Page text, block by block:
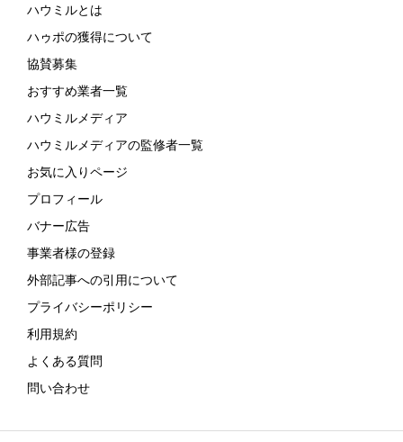
ハウミルとは
ハゥポの獲得について
協賛募集
おすすめ業者一覧
ハウミルメディア
ハウミルメディアの監修者一覧
お気に入りページ
プロフィール
バナー広告
事業者様の登録
外部記事への引用について
プライバシーポリシー
利用規約
よくある質問
問い合わせ